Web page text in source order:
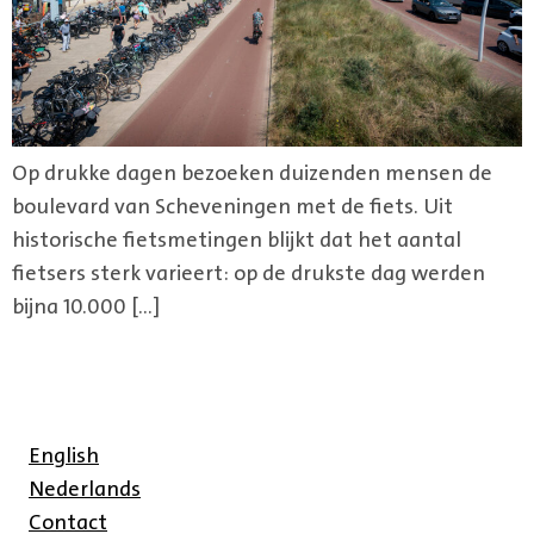
Op drukke dagen bezoeken duizenden mensen de
boulevard van Scheveningen met de fiets. Uit
historische fietsmetingen blijkt dat het aantal
fietsers sterk varieert: op de drukste dag werden
bijna 10.000 […]
English
Nederlands
Contact